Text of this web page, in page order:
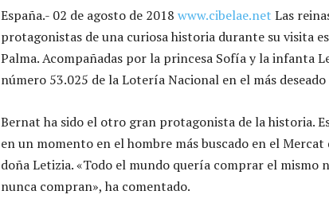
España.- 02 de agosto de 2018 www.cibelae.net Las
protagonistas de una curiosa historia durante su visita
Palma. Acompañadas por la princesa Sofía y la infanta
número 53.025 de la Lotería Nacional en el más deseado
Bernat ha sido el otro gran protagonista de la historia.
en un momento en el hombre más buscado en el
doña Letizia. «Todo el mundo quería comprar el mismo
nunca compran», ha comentado.